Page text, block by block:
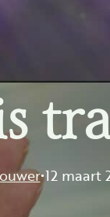
12 maart